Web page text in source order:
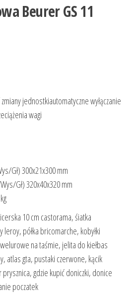
Beurer GS 11
jednostkiautomatyczne wyłączanie
wagi
Gł) 300x21x300 mm
Gł) 320x40x320 mm
10 cm castorama, śiatka
półka bricomarche, kobyłki
na taśmie, jelita do kiełbas
atlas gta, pustaki czerwone, kącik
gdzie kupić doniczki, donice
poczatek